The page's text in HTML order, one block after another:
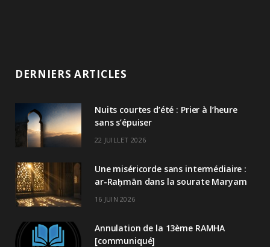
DERNIERS ARTICLES
Nuits courtes d’été : Prier à l’heure
sans s’épuiser
22 JUILLET 2026
Une miséricorde sans intermédiaire :
ar-Raḥmān dans la sourate Maryam
16 JUIN 2026
Annulation de la 13ème RAMHA
[communiqué]